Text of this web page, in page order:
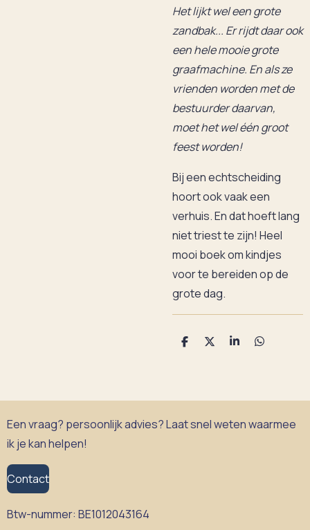
Het lijkt wel een grote
zandbak... Er rijdt daar ook
een hele mooie grote
graafmachine. En als ze
vrienden worden met de
bestuurder daarvan,
moet het wel één groot
feest worden!
Bij een echtscheiding
hoort ook vaak een
verhuis. En dat hoeft lang
niet triest te zijn! Heel
mooi boek om kindjes
voor te bereiden op de
grote dag.
D
D
S
D
Een vraag? persoonlijk advies? Laat snel weten waarmee
ik je kan helpen!
Contact
Btw-nummer: BE1012043164